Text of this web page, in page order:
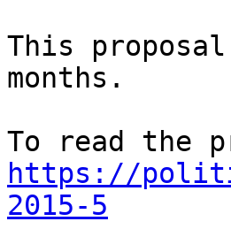
This
months.
https://
2015-5